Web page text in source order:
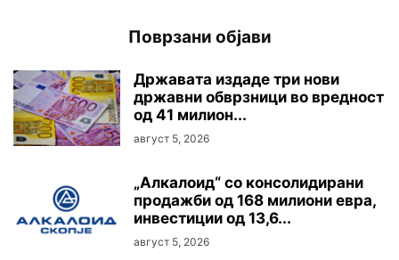
Поврзани објави
Државата издаде три нови
државни обврзници во вредност
од 41 милион...
август 5, 2026
„Алкалоид“ со консолидирани
продажби од 168 милиони евра,
инвестиции од 13,6...
август 5, 2026